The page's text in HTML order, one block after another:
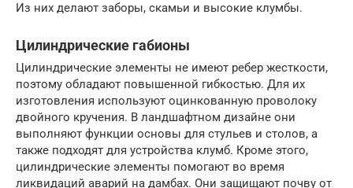
Из них делают заборы, скамьи и высокие клумбы.
Цилиндрические габионы
Цилиндрические элементы не имеют ребер жесткости,
поэтому обладают повышенной гибкостью. Для их
изготовления используют оцинкованную проволоку
двойного кручения. В ландшафтном дизайне они
выполняют функции основы для стульев и столов, а
также подходят для устройства клумб. Кроме этого,
цилиндрические элементы помогают во время
ликвидаций аварий на дамбах. Они защищают почву от